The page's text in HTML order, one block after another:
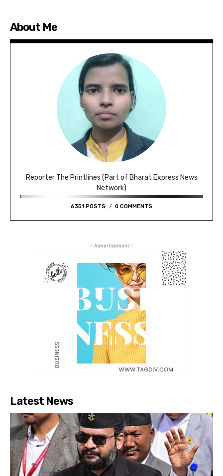
About Me
Reporter The Printlines (Part of Bharat Express News
Network)
6351 POSTS 0 COMMENTS
- Advertisement -
Latest News